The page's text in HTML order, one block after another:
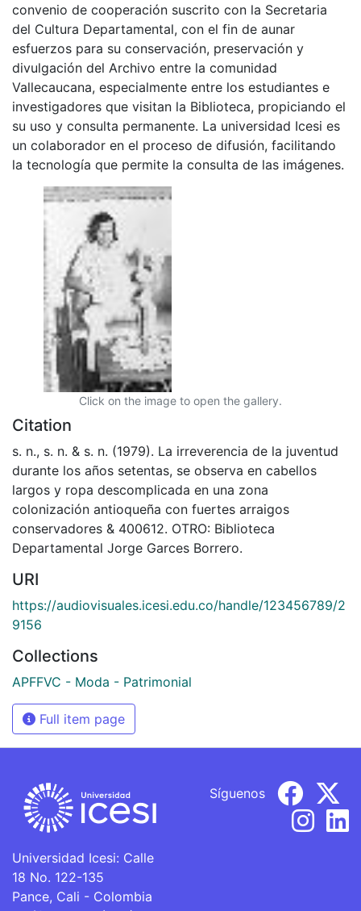
convenio de cooperación suscrito con la Secretaria
del Cultura Departamental, con el fin de aunar
esfuerzos para su conservación, preservación y
divulgación del Archivo entre la comunidad
Vallecaucana, especialmente entre los estudiantes e
investigadores que visitan la Biblioteca, propiciando el
su uso y consulta permanente. La universidad Icesi es
un colaborador en el proceso de difusión, facilitando
la tecnología que permite la consulta de las imágenes.
Click on the image to open the gallery.
Citation
s. n., s. n. & s. n. (1979). La irreverencia de la juventud
durante los años setentas, se observa en cabellos
largos y ropa descomplicada en una zona
colonización antioqueña con fuertes arraigos
conservadores & 400612. OTRO: Biblioteca
Departamental Jorge Garces Borrero.
URI
https://audiovisuales.icesi.edu.co/handle/123456789/2
9156
Collections
APFFVC - Moda - Patrimonial
Full item page
Universidad Icesi: Calle
18 No. 122-135
Pance, Cali - Colombia
Síguenos